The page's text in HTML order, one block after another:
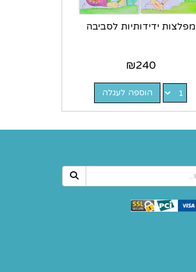
מפלצות ידידותיות לסביבה
₪240
הוספה לעגלה